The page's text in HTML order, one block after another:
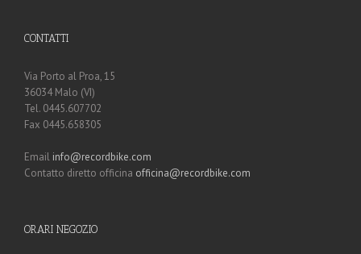
CONTATTI
Via Porto al Proa, 15
36034 Malo (VI)
Tel. 0445.607702
Fax 0445.658305
Email info@recordbike.com
Contatto diretto officina officina@recordbike.com
ORARI NEGOZIO